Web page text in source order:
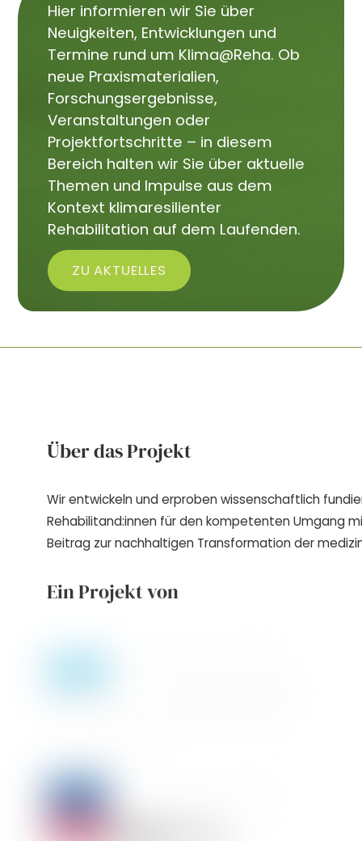
Hier informieren wir Sie über
Neuigkeiten, Entwicklungen und
Termine rund um Klima@Reha. Ob
neue Praxismaterialien,
Forschungsergebnisse,
Veranstaltungen oder
Projektfortschritte – in diesem
Bereich halten wir Sie über aktuelle
Themen und Impulse aus dem
Kontext klimaresilienter
Rehabilitation auf dem Laufenden.
ZU AKTUELLES
Über das Projekt
Wir entwickeln und erproben wissenschaftlich
Rehabilitand:innen für den kompetenten Umgang
Beitrag zur nachhaltigen Transformation der
Ein Projekt von